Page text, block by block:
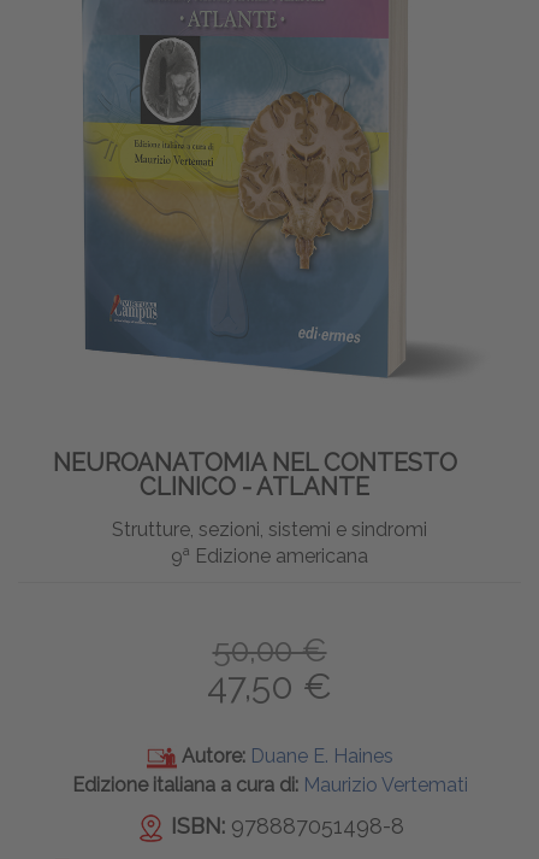
NEUROANATOMIA NEL CONTESTO
CLINICO - ATLANTE
Strutture, sezioni, sistemi e sindromi
9a Edizione americana
50,00 €
47,50 €
Autore: Duane E. Haines
Edizione italiana a cura di: Maurizio Vertemati
ISBN:978887051498-8